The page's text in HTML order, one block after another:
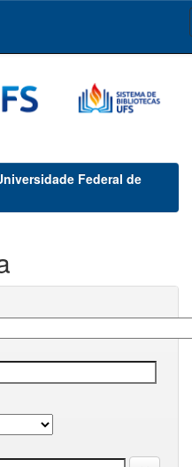
Federal de